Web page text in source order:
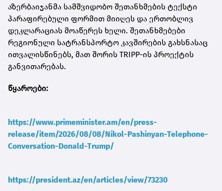
აზერბაიჯანმა სამშვიდობო შეთანხმების ტექსტი
პარაფირებული ფორმით მიიღეს და ერთობლივ
დეკლარაციას მოაწერეს ხელი. შეთანხმებები
რეგიონული სატრანსპორტო კავშირების გახსნასაც
ითვალისწინებს, მათ შორის TRIPP-ის პროექტის
განვითარებას.
წყაროები:
https://www.primeminister.am/en/press-
release/item/2026/08/08/Nikol-Pashinyan-Telephone-
Conversation-Donald-Trump/
https://president.az/en/articles/view/73230